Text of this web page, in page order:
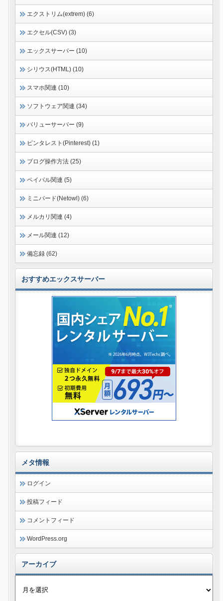
エクストリム(extrem) (6)
エクセル(CSV) (3)
エックスサーバー (10)
シリウス(HTML) (10)
スマホ関連 (10)
ソフトウェア関連 (34)
バリューサーバー (9)
ピンタレスト(Pinterest) (1)
ブログ操作方法 (25)
ペイパル関連 (5)
ミニバード(Netowl) (6)
メルカリ関連 (4)
メール関連 (12)
備忘録 (62)
おすすめエックスサーバー
メタ情報
ログイン
投稿フィード
コメントフィード
WordPress.org
アーカイブ